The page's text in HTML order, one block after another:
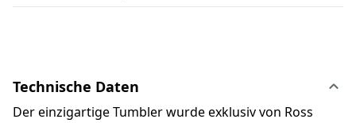
Technische Daten
Der einzigartige Tumbler wurde exklusiv von Ross